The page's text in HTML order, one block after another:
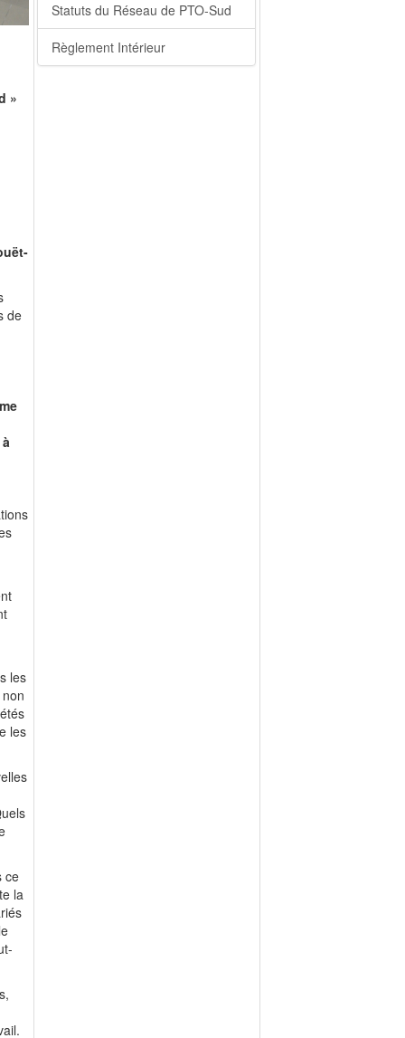
»
de
les
les
ce
la
Statuts du Réseau de PTO-Sud
Règlement Intérieur